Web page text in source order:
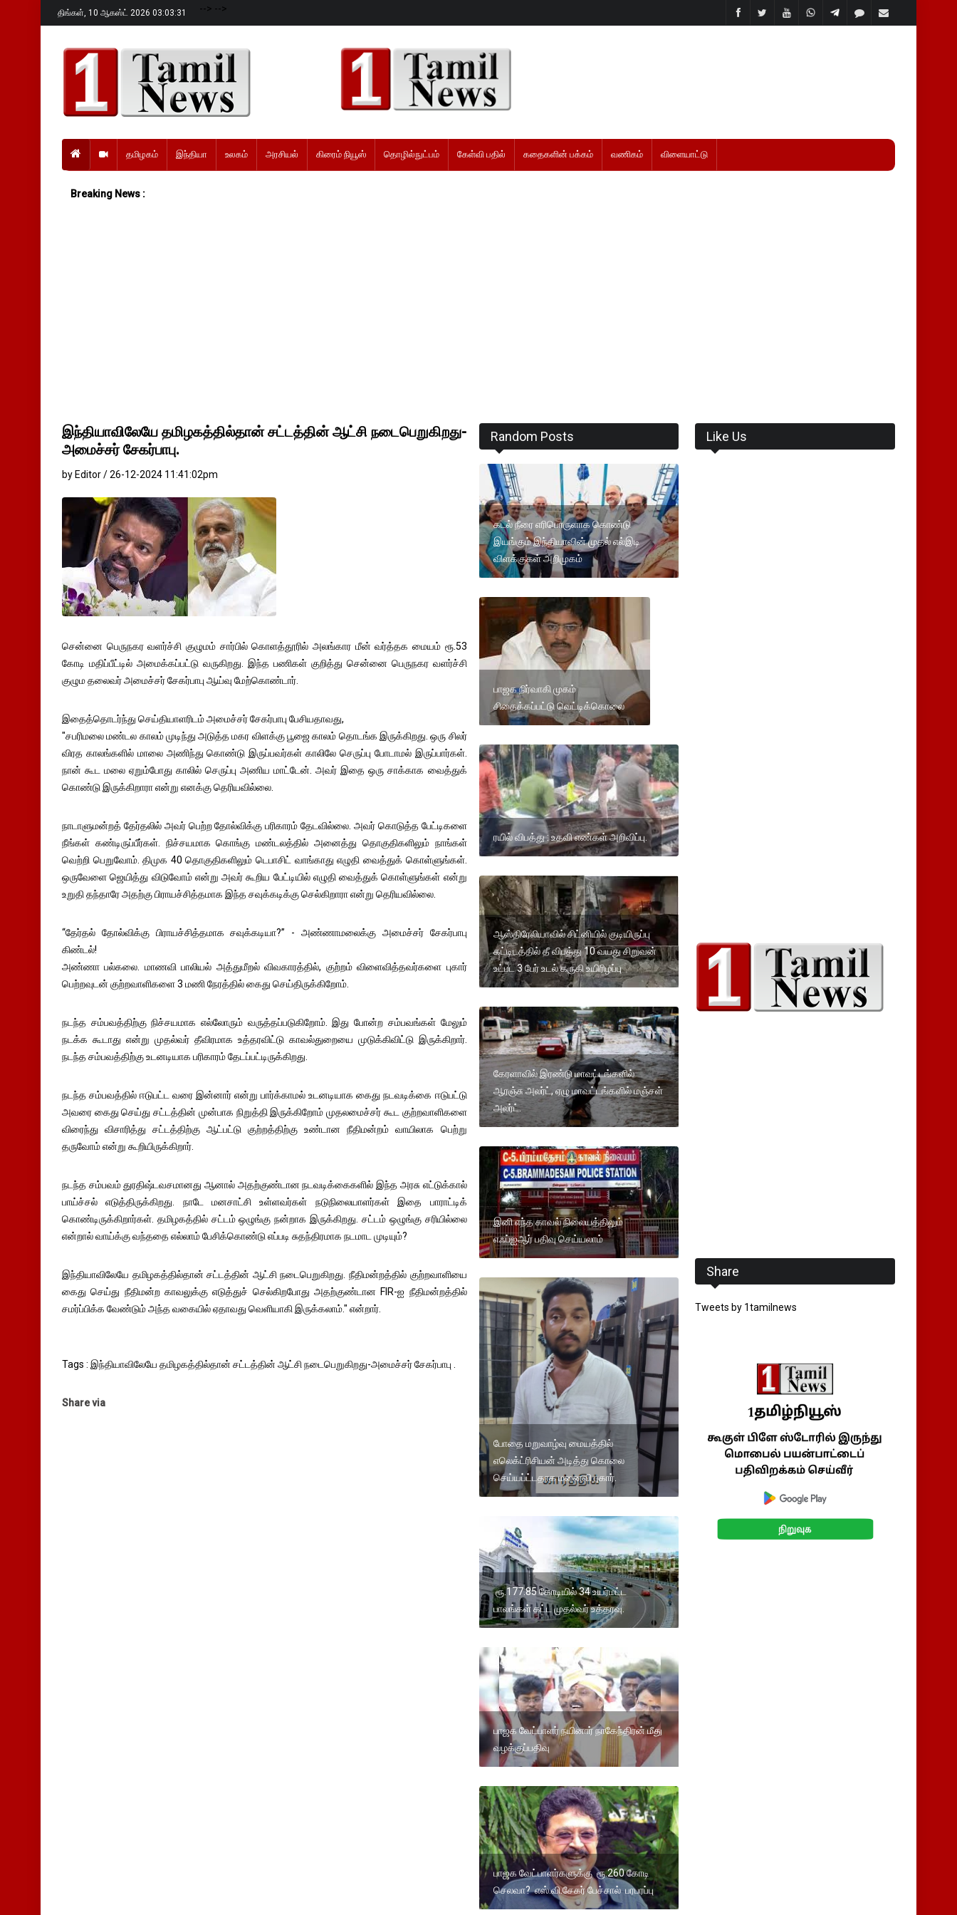
திங்கள், 10 ஆகஸ்ட் 2026 03:03:32 --> -->
தமிழகம் இந்தியா உலகம் அரசியல் கிரைம் நியூஸ் தொழில்நுட்பம் கேள்வி பதில் கதைகளின் பக்கம் வணிகம் விளையாட்டு
Breaking News :
இந்தியாவிலேயே தமிழகத்தில்தான் சட்டத்தின் ஆட்சி நடைபெறுகிறது-
அமைச்சர் சேகர்பாபு.
by Editor / 26-12-2024 11:41:02pm
சென்னை பெருநகர வளர்ச்சி குழுமம் சார்பில் கொளத்தூரில் அலங்கார மீன் வர்த்தக மையம் ரூ.53
கோடி மதிப்பீட்டில் அமைக்கப்பட்டு வருகிறது. இந்த பணிகள் குறித்து சென்னை பெருநகர வளர்ச்சி
குழும தலைவர் அமைச்சர் சேகர்பாபு ஆய்வு மேற்கொண்டார்.
இதைத்தொடர்ந்து செய்தியாளரிடம் அமைச்சர் சேகர்பாபு பேசியதாவது,
"சபரிமலை மண்டல காலம் முடிந்து அடுத்த மகர விளக்கு பூஜை காலம் தொடங்க இருக்கிறது. ஒரு சிலர்
விரத காலங்களில் மாலை அணிந்து கொண்டு இருப்பவர்கள் காலிலே செருப்பு போடாமல் இருப்பார்கள்.
நான் கூட மலை ஏறும்போது காலில் செருப்பு அணிய மாட்டேன். அவர் இதை ஒரு சாக்காக வைத்துக்
கொண்டு இருக்கிறாரா என்று எனக்கு தெரியவில்லை.
நாடாளுமன்றத் தேர்தலில் அவர் பெற்ற தோல்விக்கு பரிகாரம் தேடவில்லை. அவர் கொடுத்த பேட்டிகளை
நீங்கள் கண்டிருப்பீர்கள். நிச்சயமாக கொங்கு மண்டலத்தில் அனைத்து தொகுதிகளிலும் நாங்கள்
வெற்றி பெறுவோம். திமுக 40 தொகுதிகளிலும் டெபாசிட் வாங்காது எழுதி வைத்துக் கொள்ளுங்கள்.
ஒருவேளை ஜெயித்து விடுவோம் என்று அவர் கூறிய பேட்டியில் எழுதி வைத்துக் கொள்ளுங்கள் என்று
உறுதி தந்தாரே அதற்கு பிராயச்சித்தமாக இந்த சவுக்கடிக்கு செல்கிறாரா என்று தெரியவில்லை.
“தேர்தல் தோல்விக்கு பிராயச்சித்தமாக சவுக்கடியா?” - அண்ணாமலைக்கு அமைச்சர் சேகர்பாபு
கிண்டல்!
அண்ணா பல்கலை. மாணவி பாலியல் அத்துமீறல் விவகாரத்தில், குற்றம் விளைவித்தவர்களை புகார்
பெற்றவுடன் குற்றவாளிகளை 3 மணி நேரத்தில் கைது செய்திருக்கிறோம்.
நடந்த சம்பவத்திற்கு நிச்சயமாக எல்லோரும் வருத்தப்படுகிறோம். இது போன்ற சம்பவங்கள் மேலும்
நடக்க கூடாது என்று முதல்வர் தீவிரமாக உத்தரவிட்டு காவல்துறையை முடுக்கிவிட்டு இருக்கிறார்.
நடந்த சம்பவத்திற்கு உடனடியாக பரிகாரம் தேடப்பட்டிருக்கிறது.
நடந்த சம்பவத்தில் ஈடுபட்ட வரை இன்னார் என்று பார்க்காமல் உடனடியாக கைது நடவடிக்கை ஈடுபட்டு
அவரை கைது செய்து சட்டத்தின் முன்பாக நிறுத்தி இருக்கிறோம் முதலமைச்சர் கூட குற்றவாளிகளை
விரைந்து விசாரித்து சட்டத்திற்கு ஆட்பட்டு குற்றத்திற்கு உண்டான நீதிமன்றம் வாயிலாக பெற்று
தருவோம் என்று கூறியிருக்கிறார்.
நடந்த சம்பவம் துரதிஷ்டவசமானது ஆனால் அதற்குண்டான நடவடிக்கைகளில் இந்த அரசு எட்டுக்கால்
பாய்ச்சல் எடுத்திருக்கிறது. நாடே மனசாட்சி உள்ளவர்கள் நடுநிலையாளர்கள் இதை பாராட்டிக்
கொண்டிருக்கிறார்கள். தமிழகத்தில் சட்டம் ஒழுங்கு நன்றாக இருக்கிறது. சட்டம் ஒழுங்கு சரியில்லை
என்றால் வாய்க்கு வந்ததை எல்லாம் பேசிக்கொண்டு எப்படி சுதந்திரமாக நடமாட முடியும்?
இந்தியாவிலேயே தமிழகத்தில்தான் சட்டத்தின் ஆட்சி நடைபெறுகிறது. நீதிமன்றத்தில் குற்றவாளியை
கைது செய்து நீதிமன்ற காவலுக்கு எடுத்துச் செல்கிறபோது அதற்குண்டான FIR-ஐ நீதிமன்றத்தில்
சமர்ப்பிக்க வேண்டும் அந்த வகையில் ஏதாவது வெளியாகி இருக்கலாம்." என்றார்.
Tags : இந்தியாவிலேயே தமிழகத்தில்தான் சட்டத்தின் ஆட்சி நடைபெறுகிறது-அமைச்சர் சேகர்பாபு .
Share via
Random Posts
கடல் நீரை எரிபொருளாக கொண்டு
இயங்கும் இந்தியாவின் முதல் எல்இடி
விளக்குகள் அறிமுகம்
பாஜக நிர்வாகி முகம்
சிதைக்கப்பட்டு வெட்டிக்கொலை
ரயில் விபத்து : உதவி எண்கள் அறிவிப்பு.
ஆஸ்திரேலியாவில் சிட்னியில் குடியிருப்பு
கட்டிடத்தில் தீ விபத்து 10 வயது சிறுவன்
உட்பட 3 பேர் உடல் கருகி உயிரிழப்பு
கேரளாவில் இரண்டு மாவட்டங்களில்
ஆரஞ்சு அலர்ட், ஏழு மாவட்டங்களில் மஞ்சள்
அலர்ட்.
இனி எந்த காவல் நிலையத்திலும்
எஃப்ஐஆர் பதிவு செய்யலாம்
போதை மறுவாழ்வு மையத்தில்
எலெக்ட்ரிசியன் அடித்து கொலை
செய்யப்ட்டதாக மனைவி புகார்.
ரூ.177.85 கோடியில் 34 உயர்மட்ட
பாலங்கள் கட்ட முதல்வர் உத்தரவு.
பாஜக வேட்பாளர் நயினார் நாகேந்திரன் மீது
வழக்குப்பதிவு
பாஜக வேட்பாளர்களுக்கு ரூ.260 கோடி
செலவா? எஸ்.வி.சேகர் பேச்சால் பரபரப்பு
Like Us
Share
Tweets by 1tamilnews